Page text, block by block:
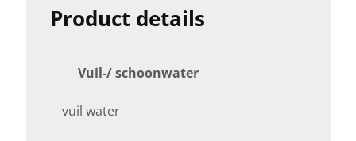
Product details
Vuil-/ schoonwater
vuil water